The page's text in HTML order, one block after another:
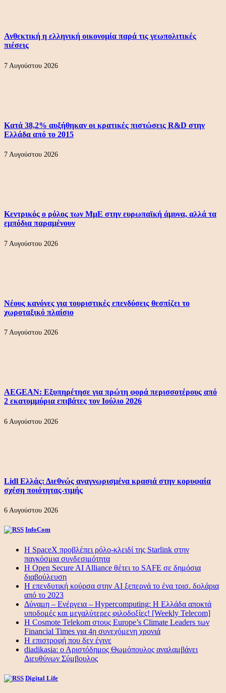
Ανθεκτική η ελληνική οικονομία παρά τις γεωπολιτικές
πιέσεις
7 Αυγούστου 2026
Κατά 38,2% αυξήθηκαν οι κρατικές πιστώσεις R&D στην
Ελλάδα από το 2015
7 Αυγούστου 2026
Κεντρικός ο ρόλος των ΜμΕ στην ευρωπαϊκή άμυνα, αλλά τα
εμπόδια παραμένουν
7 Αυγούστου 2026
Νέους κανόνες για τουριστικές επενδύσεις θεσπίζει το
χωροταξικό πλαίσιο
7 Αυγούστου 2026
AEGEAN: Εξυπηρέτησε για πρώτη φορά περισσοτέρους από
2 εκατομμύρια επιβάτες τον Ιούλιο 2026
6 Αυγούστου 2026
Lidl Ελλάς: Διεθνώς αναγνωρισμένα κρασιά στην κορυφαία
σχέση ποιότητας-τιμής
6 Αυγούστου 2026
InfoCom
Η SpaceX προβλέπει ρόλο-κλειδί της Starlink στην
παγκόσμια συνδεσιμότητα
Η Open Secure AI Alliance θέτει το SAFE σε δημόσια
διαβούλευση
Η επενδυτική κούρσα στην AI ξεπερνά το ένα τρισ. δολάρια
από το 2023
Δύναμη – Ενέργεια – Ηypercomputing: Η Ελλάδα αποκτά
υποδομές και μεγαλύτερες φιλοδοξίες! [Weekly Telecom]
Η Cosmote Telekom στους Europe’s Climate Leaders των
Financial Times για 4η συνεχόμενη χρονιά
Η επιστροφή που δεν έγινε
diadikasia: ο Αριστόδημος Θωμόπουλος αναλαμβάνει
Διευθύνων Σύμβουλος
Digital Life